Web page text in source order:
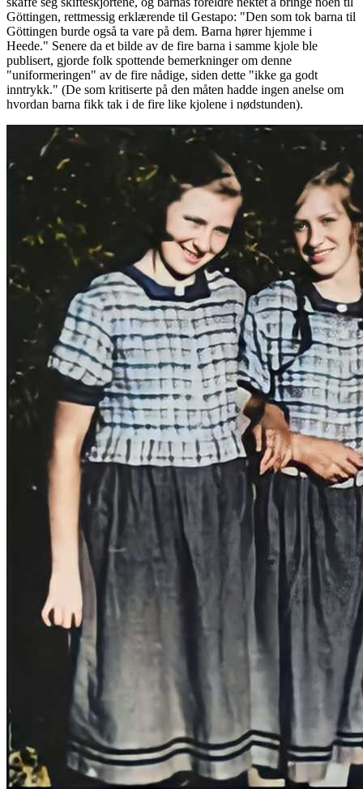
Göttingen, rettmessig erklærende til Gestapo: "Den som tok barna til
Göttingen burde også ta vare på dem. Barna hører hjemme i
Heede." Senere da et bilde av de fire barna i samme kjole ble
publisert, gjorde folk spottende bemerkninger om denne
"uniformeringen" av de fire nådige, siden dette "ikke ga godt
inntrykk." (De som kritiserte på den måten hadde ingen anelse om
hvordan barna fikk tak i de fire like kjolene i nødstunden).